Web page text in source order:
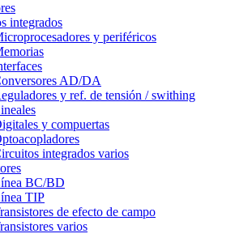
integrados
y periféricos
AD/DA
y ref. de tensión / swithing
y compuertas
integrados varios
BC/BD
TIP
de efecto de campo
varios